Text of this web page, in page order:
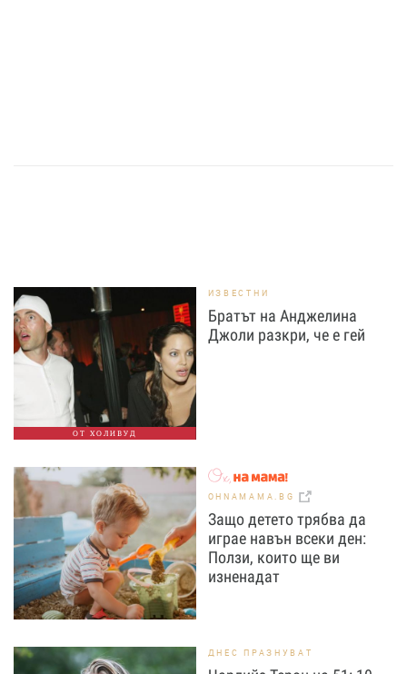
ОТ ХОЛИВУД
ИЗВЕСТНИ
Братът на Анджелина
Джоли разкри, че е гей
OHNAMAMA.BG
Защо детето трябва да
играе навън всеки ден:
Ползи, които ще ви
изненадат
ДНЕС ПРАЗНУВАТ